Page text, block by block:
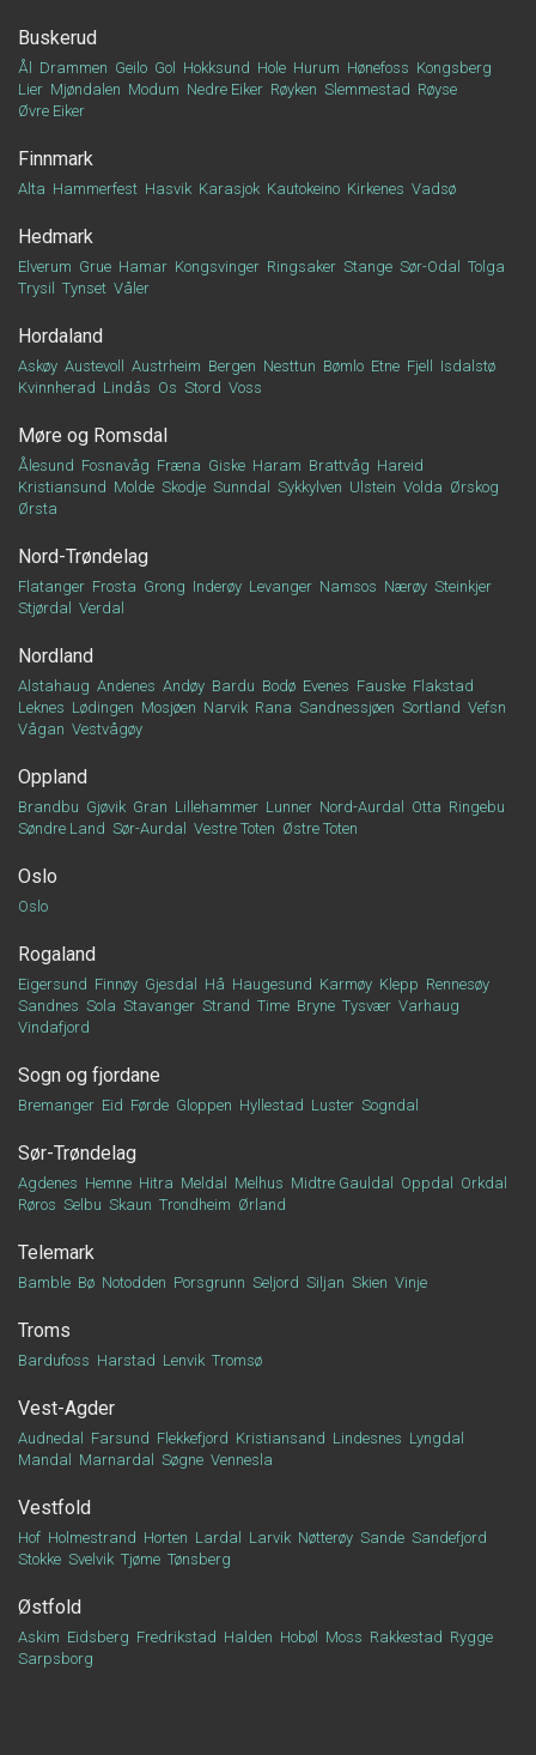
Buskerud
Ål Drammen Geilo Gol Hokksund Hole Hurum Hønefoss Kongsberg
Lier Mjøndalen Modum Nedre Eiker Røyken Slemmestad Røyse
Øvre Eiker
Finnmark
Alta Hammerfest Hasvik Karasjok Kautokeino Kirkenes Vadsø
Hedmark
Elverum Grue Hamar Kongsvinger Ringsaker Stange Sør-Odal
Tolga
Trysil
Tynset Våler
Hordaland
Askøy Austevoll Austrheim Bergen Nesttun Bømlo Etne Fjell
Isdalstø
Kvinnherad Lindås Os Stord Voss
Møre og Romsdal
Ålesund Fosnavåg Fræna Giske Haram Brattvåg Hareid
Kristiansund Molde Skodje Sunndal Sykkylven Ulstein Volda Ørskog
Ørsta
Nord-Trøndelag
Flatanger Frosta Grong Inderøy Levanger Namsos Nærøy Steinkjer
Stjørdal
Verdal
Nordland
Alstahaug Andenes Andøy Bardu Bodø Evenes Fauske Flakstad
Leknes Lødingen Mosjøen Narvik Rana Sandnessjøen Sortland Vefsn
Vågan Vestvågøy
Oppland
Brandbu Gjøvik Gran Lillehammer Lunner Nord-Aurdal Otta Ringebu
Søndre Land Sør-Aurdal Vestre Toten Østre Toten
Oslo
Oslo
Rogaland
Eigersund Finnøy Gjesdal Hå Haugesund Karmøy Klepp Rennesøy
Sandnes Sola Stavanger Strand Time Bryne Tysvær Varhaug
Vindafjord
Sogn og fjordane
Bremanger Eid Førde Gloppen Hyllestad Luster Sogndal
Sør-Trøndelag
Agdenes Hemne Hitra Meldal Melhus Midtre Gauldal Oppdal
Orkdal
Røros Selbu Skaun Trondheim Ørland
Telemark
Bamble Bø Notodden Porsgrunn Seljord Siljan Skien Vinje
Troms
Bardufoss Harstad Lenvik Tromsø
Vest-Agder
Audnedal Farsund Flekkefjord Kristiansand Lindesnes Lyngdal
Mandal
Marnardal Søgne Vennesla
Vestfold
Hof Holmestrand Horten Lardal Larvik Nøtterøy Sande Sandefjord
Stokke Svelvik Tjøme Tønsberg
Østfold
Askim Eidsberg Fredrikstad Halden Hobøl Moss Rakkestad Rygge
Sarpsborg